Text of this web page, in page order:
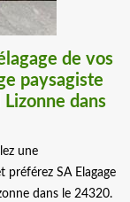
de vos
paysagiste
Lizonne dans
une
préférez SA Elagage
dans le 24320.